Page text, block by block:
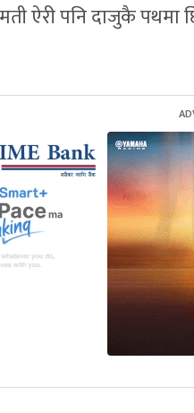
ऐरी पनि दाजुकै पथमा